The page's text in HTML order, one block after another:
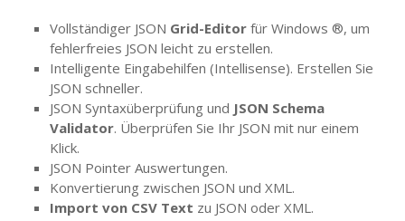
Vollständiger JSON Grid-Editor für Windows ®, um
fehlerfreies JSON leicht zu erstellen.
Intelligente Eingabehilfen (Intellisense). Erstellen Sie
JSON schneller.
JSON Syntaxüberprüfung und JSON Schema
Validator. Überprüfen Sie Ihr JSON mit nur einem
Klick.
JSON Pointer Auswertungen.
Konvertierung zwischen JSON und XML.
Import von CSV Text zu JSON oder XML.